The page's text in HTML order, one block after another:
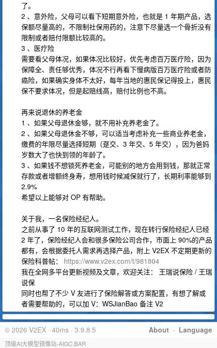
了。
2 、意外险，父母可以看下短期意外险，也就是 1 年期产品，选
保额尽量高的，不限制社保用药的，注意下尽量选一个骨折没有
限制或者赔付限额比较高的。
3 、医疗险
需要看父母体况，如果体况比较好，优先考虑百万医疗险，因为
保障全、责任够优秀，体况不行再看下慢病版百万医疗险或者防
癌险，如果确实身体不太好，每年当地的惠民保记得投上，惠民
保不要求体况，但是起赔线高，赔付比例也不高。
再来说退休的养老金
1 、如果父母退休金够，就不用补充养老金了。
2 、如果父母退休金不够，可以适当考虑补充一些商业养老金，
缴费的年限尽量选择短期（趸交、3 年交、5 年交），因为爸妈
岁数大了也快到领的年龄了。
3 、如果钱不想锁死养老金，可能别的地方会用到钱，那就正常
存款或者增额终身寿，想用钱时候减保就行了，长期利率能够到
2.9%
希望以上能够对 OP 有帮助。
关于我，一名保险经纪人。
之前从事了 10 年的互联网测试工作，现在转行保险经纪人已经
2 年了，保险经纪人会和很多保险公司合作，市面上 90%的产品
都有，会根据委托人需求再选择产品，附上 V2EX 不定期更新的
保险科普帖： https://www.v2ex.com/t/981804
我在全网多平台更新视频及文章，欢迎关注： 王瑞说保险 / 王瑞
说保
同时也帮了不少 V 友进行了保险解答或方案配置，有想了解或
者需要帮助的，可以加 V：WSJianBao 备注 V2
About · Language
© 2026 V2EX · 40ms · 3.9.8.5
顶级AI大模型镜像站-AIGC.BAR